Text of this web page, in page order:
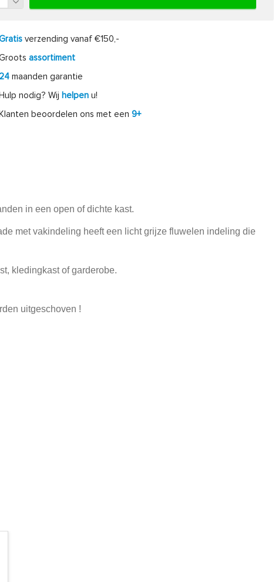
verzending vanaf €150,-
assortiment
24maanden garantie
Hulp nodig? Wij helpenu!
Klanten beoordelen ons met een 9+
in een open of dichte kast.
met vakindeling heeft een licht grijze fluwelen indeling die
kledingkast of garderobe.
uitgeschoven !